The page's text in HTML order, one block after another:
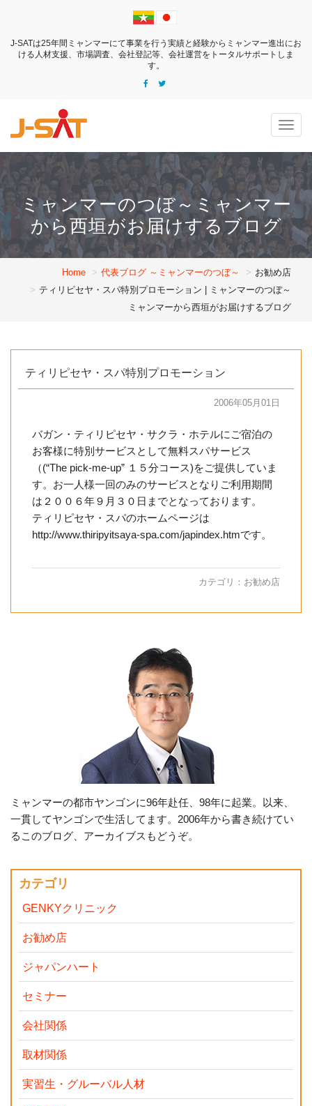
J-SATは25年間ミャンマーにて事業を行う実績と経験からミャンマー進出にお
ける 人材支援、市場調査、会社登記等、会社運営をトータルサポートしま
す。
ミャンマーのつぼ～ミャンマー
から西垣がお届けするブログ
Home 代表ブログ ～ミャンマーのつぼ～
お勧め店
ティリピセヤ・スパ特別プロモーション | ミャンマーのつぼ～
ミャンマーから西垣がお届けするブログ
ティリピセヤ・スパ特別プロモーション
2006年05月01日
バガン・ティリピセヤ・サクラ・ホテルにご宿泊の
お客様に特別サービスとして無料スパサービス
（(“The pick-me-up” １５分コース)をご提供していま
す。お一人様一回のみのサービスとなりご利用期間
は２００６年９月３０日までとなっております。
ティリピセヤ・スパのホームページは
http://www.thiripyitsaya-spa.com/japindex.htmです。
カテゴリ： お勧め店
ミャンマーの都市ヤンゴンに96年赴任、98年に起業。以来、
一貫してヤンゴンで生活してます。2006年から書き続けてい
るこのブログ、アーカイブスもどうぞ。
カテゴリ
GENKYクリニック
お勧め店
ジャパンハート
セミナー
会社関係
取材関係
実習生・グルーバル人材